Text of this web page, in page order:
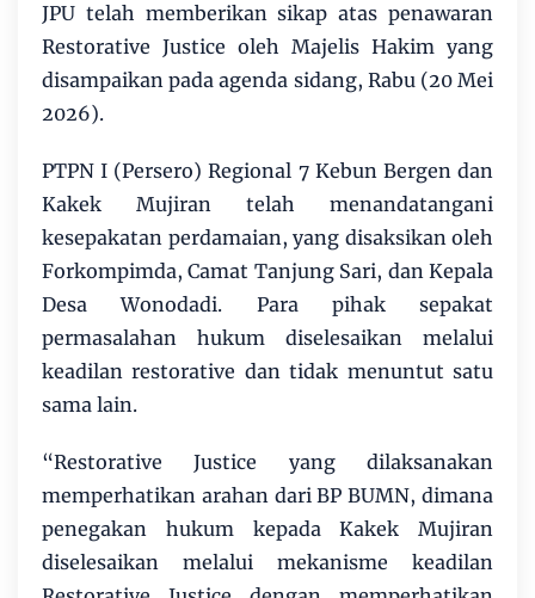
JPU telah memberikan sikap atas penawaran
Restorative Justice oleh Majelis Hakim yang
disampaikan pada agenda sidang, Rabu (20 Mei
2026).
PTPN I (Persero) Regional 7 Kebun Bergen dan
Kakek Mujiran telah menandatangani
kesepakatan perdamaian, yang disaksikan oleh
Forkompimda, Camat Tanjung Sari, dan Kepala
Desa Wonodadi. Para pihak sepakat
permasalahan hukum diselesaikan melalui
keadilan restorative dan tidak menuntut satu
sama lain.
“Restorative Justice yang dilaksanakan
memperhatikan arahan dari BP BUMN, dimana
penegakan hukum kepada Kakek Mujiran
diselesaikan melalui mekanisme keadilan